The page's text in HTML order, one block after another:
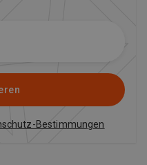
Bestimmungen